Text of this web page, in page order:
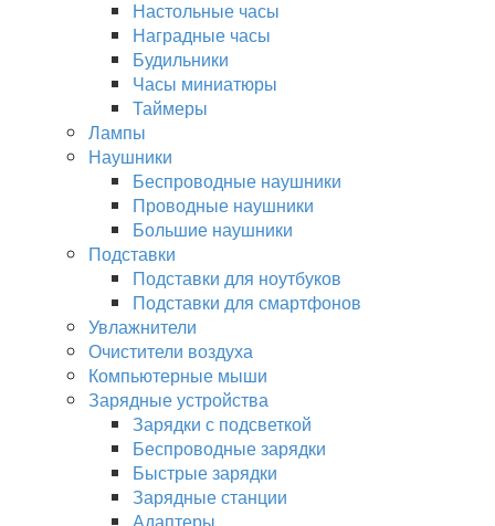
Настольные часы
Наградные часы
Будильники
Часы миниатюры
Таймеры
Лампы
Наушники
Беспроводные наушники
Проводные наушники
Большие наушники
Подставки
Подставки для ноутбуков
Подставки для смартфонов
Увлажнители
Очистители воздуха
Компьютерные мыши
Зарядные устройства
Зарядки с подсветкой
Беспроводные зарядки
Быстрые зарядки
Зарядные станции